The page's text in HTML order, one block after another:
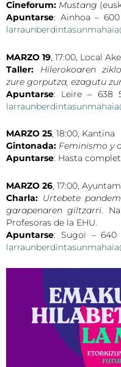
Cineforum: Mustang
Apuntarse: Ainhoa –
MARZO 19, 17:00, Local
Taller:
Hilerokoaren
zure gorputza, ezagutu
Apuntarse: Leire – 638
MARZO 25, 18:00, Kantina
Gintonada: Feminismo y
Apuntarse: Hasta
MARZO 26, 17:00,
Charla: Urtebete
garapenaren giltzarri.
Profesoras de la EHU.
Apuntarse: Sugoi – 640